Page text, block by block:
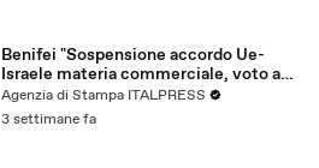
Benifei "Sospensione accordo Ue-
Israele materia commerciale, voto a
maggioranza"
Agenzia di Stampa ITALPRESS
3 settimane fa